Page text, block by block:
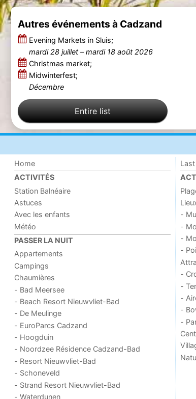
Autres événements à Cadzand
Evening Markets in Sluis;
mardi 28 juillet–mardi 18 août 2026
Christmas market;
Midwinterfest;
Décembre
Entire list
Home
ACTIVITÉS
Station Balnéaire
Astuces
Avec les enfants
Météo
PASSER LA NUIT
Appartements
Campings
Chaumières
- Bad Meersee
- Beach Resort Nieuwvliet-Bad
- De Meulinge
- EuroParcs Cadzand
- Hoogduin
- Noordzee Résidence Cadzand-Bad
- Resort Nieuwvliet-Bad
- Schoneveld
- Strand Resort Nieuwvliet-Bad
- Waterdunen
-
-
-
-
-
-
-
-
-